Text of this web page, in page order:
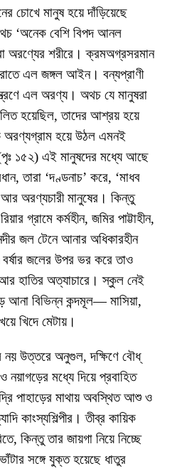
চোখে মানুষ হয়ে দাঁড়িয়েছে
‘অনেক বেশি বিপদ আনল
অরণ্যের শরীরে। ক্রমঅগ্রসরমান
এল জঙ্গল আইন। বন্যপ্রাণী
এল অরণ্য। অথচ যে মানুষরা
হয়েছিল, তাদের আশ্রয় হয়ে
হয়ে উঠল এমনই
(পৃঃ ১৫২) এই মানুষদের মধ্যে আছে
তারা ‘দণ্ডনাচ’ করে, ‘মাধব
অরণ্যচারী মানুষের। কিন্তু
গ্রামে কর্মহীন, জমির পাট্টাহীন,
জল টেনে আনার অধিকারহীন
জলের উপর ভর করে তাও
হাতির অত্যাচারে। স্কুল নেই
আনা বিভিন্ন কন্দমূল— মাসিয়া,
খিদে মেটায়।
নয় উত্তরে অনুগুল, দক্ষিণে বৌধ্
নয়াগড়ের মধ্যে দিয়ে প্রবাহিত
পাহাড়ের মাথায় অবস্থিত আশু ও
কাংস্যশিল্পীর। তীব্র কায়িক
কিন্তু তার জায়গা নিয়ে নিচ্ছে
সঙ্গে যুক্ত হয়েছে ধাতুর